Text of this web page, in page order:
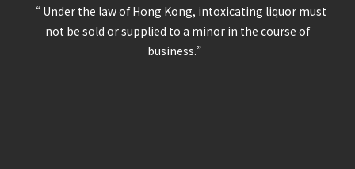
“ Under the law of Hong Kong, intoxicating liquor must
not be sold or supplied to a minor in the course of
business.”